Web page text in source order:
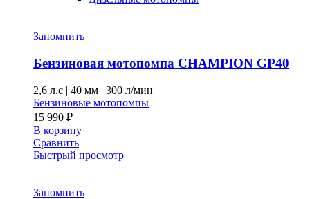
Запомнить
Бензиновая мотопомпа CHAMPION GP40
2,6 л.с | 40 мм | 300 л/мин
Бензиновые мотопомпы
15 990 ₽
В корзину
Сравнить
Быстрый просмотр
Запомнить